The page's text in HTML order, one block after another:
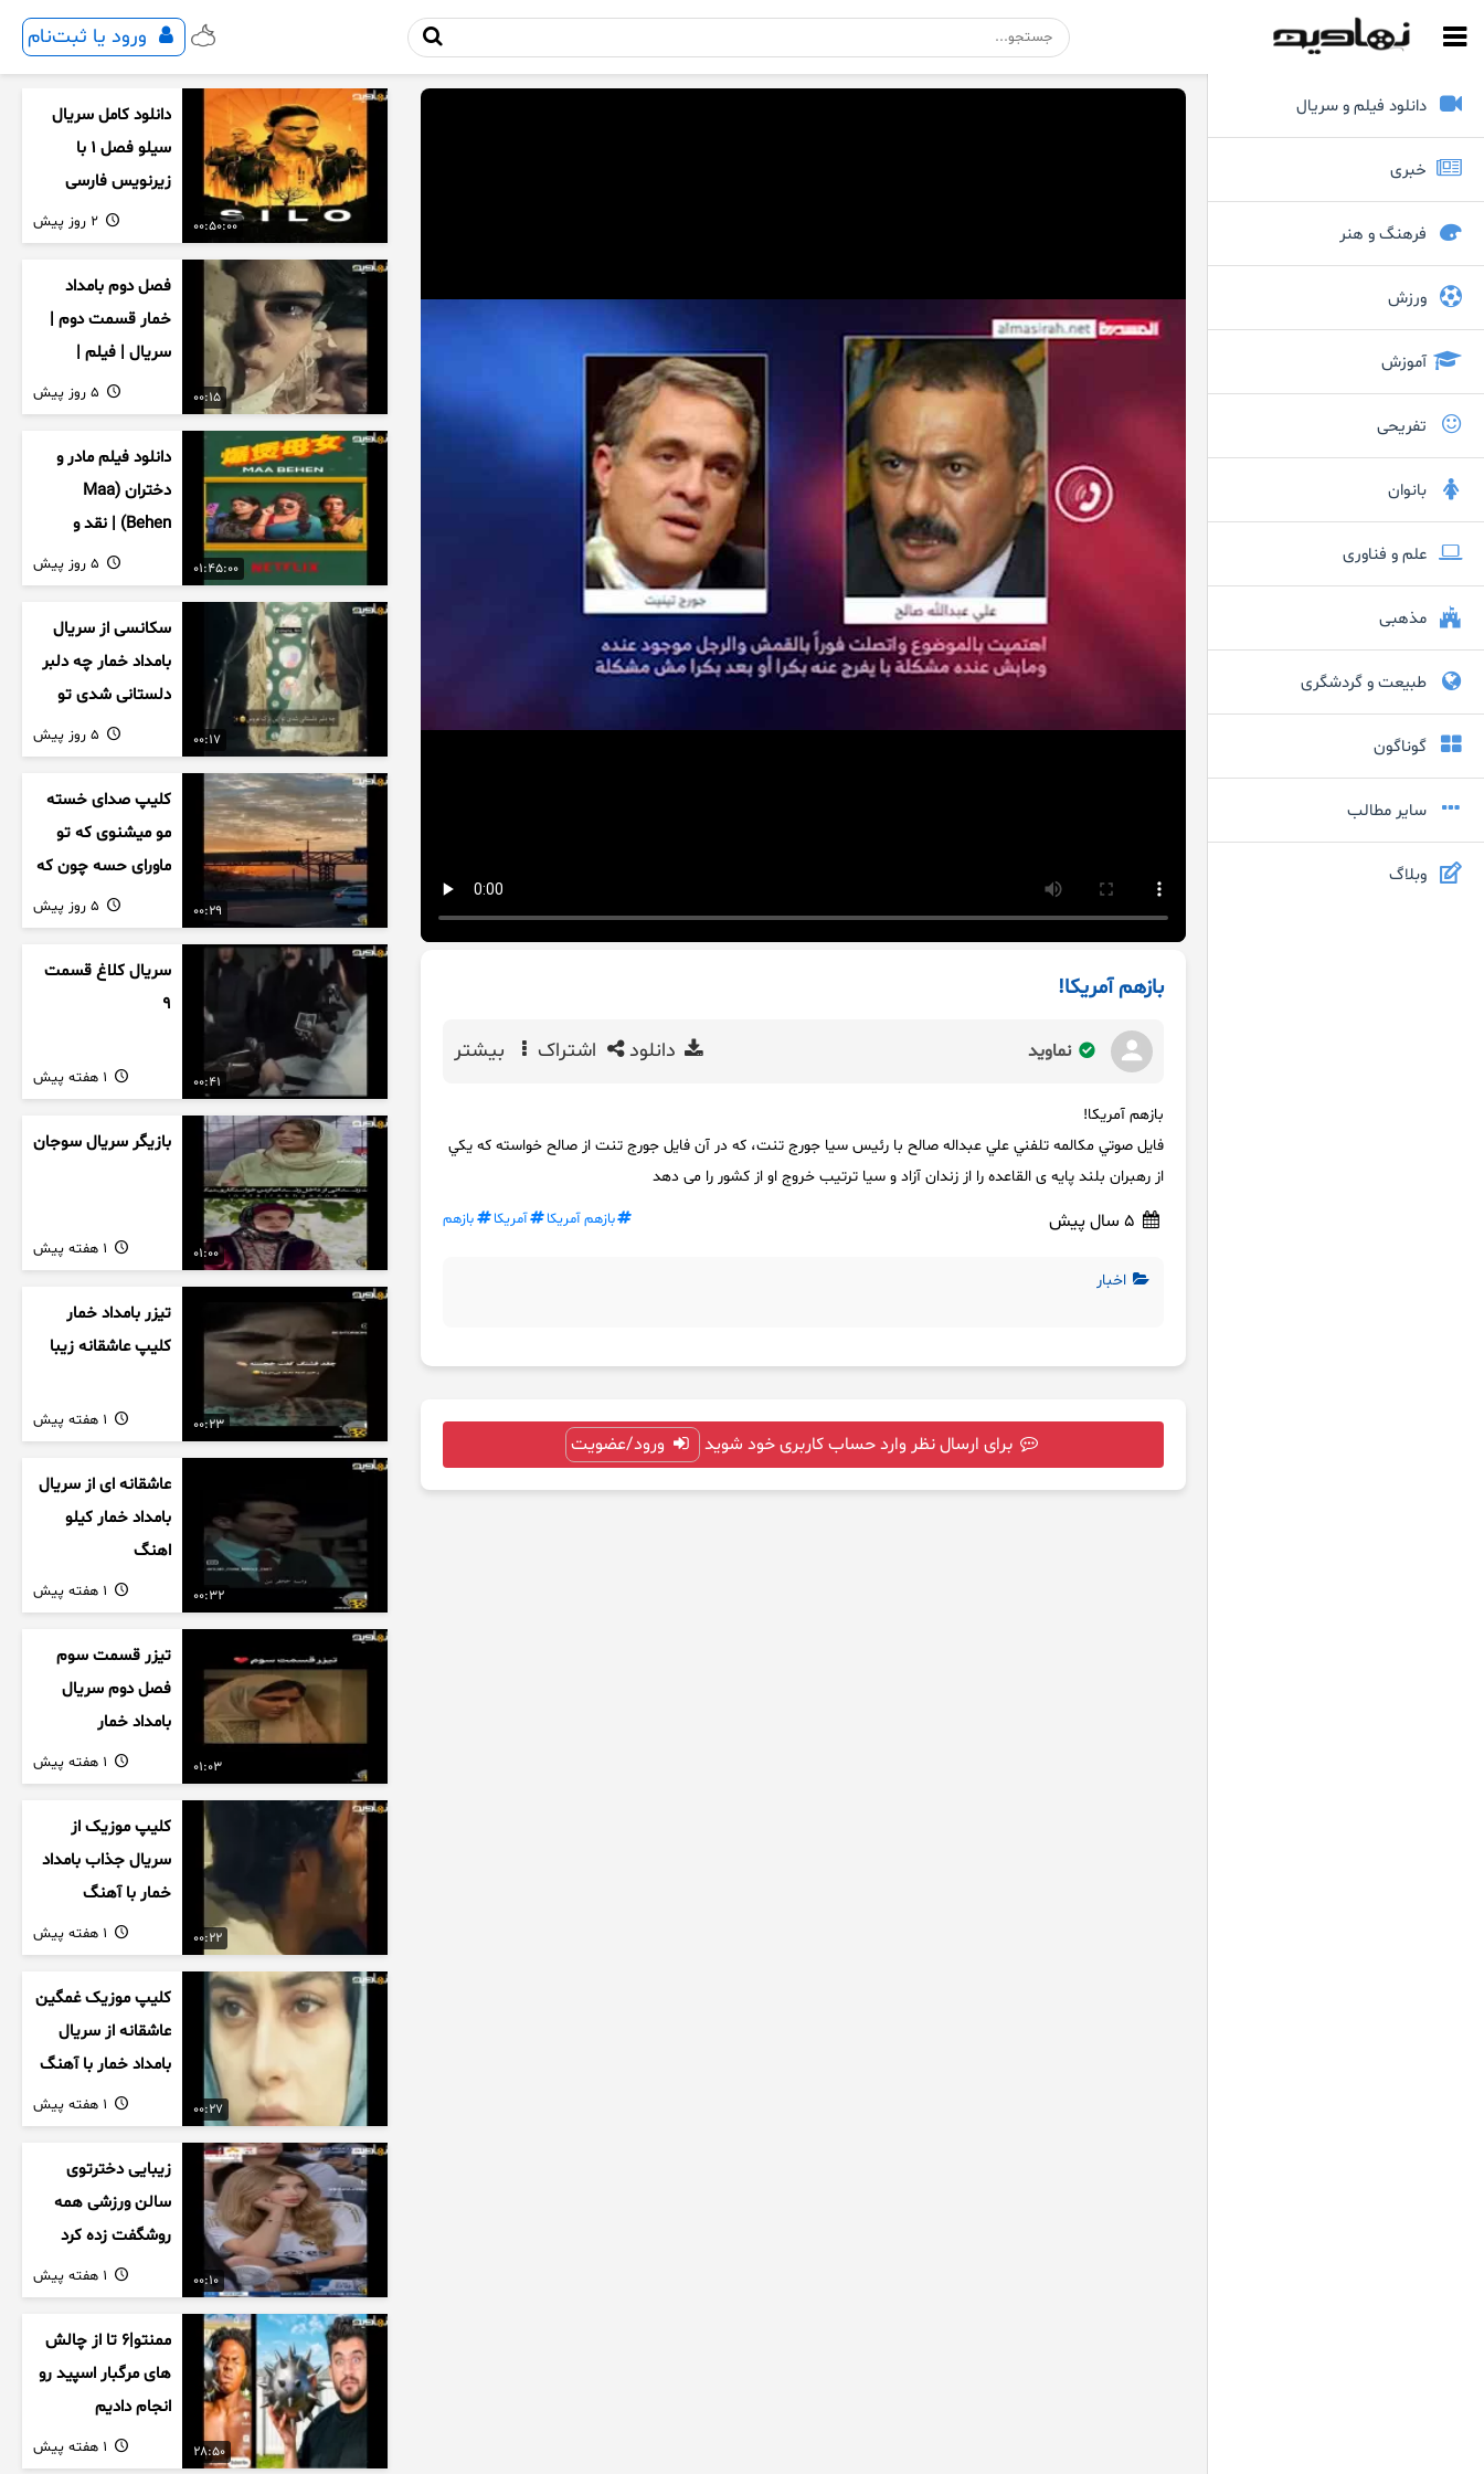
ورود یا ثبت‌نام
دانلود فیلم و سریال
خبری
فرهنگ و هنر
ورزش
آموزش
تفریحی
بانوان
علم و فناوری
مذهبی
طبیعت و گردشگری
گوناگون
سایر مطالب
وبلاگ
بازهم آمریکا!
نماوید دانلود اشتراک بیشتر
بازهم آمریکا!
فايل صوتي مكالمه تلفني علي عبداله صالح با رئيس سيا جورج تنت، كه در آن فايل جورج تنت از صالح خواسته كه يكي
از رهبران بلند پایه ی القاعده را از زندان آزاد و سیا ترتیب خروج او از کشور را می دهد
بازهم آمریکا آمریکا بازهم
اخبار
برای ارسال نظر وارد حساب کاربری خود شوید ورود/عضویت
00:50:00
دانلود کامل سریال
سیلو فصل ۱ با
زیرنویس فارسی
00:15
فصل دوم بامداد
خمار قسمت دوم |
سریال | فیلم |
نمایش خانگی |
محبوبه | سینمایی
01:45:00
دانلود فیلم مادر و
دختران (Maa
Behen) | نقد و
بررسی درام خانوادگی
هندی
00:17
سکانسی از سریال
بامداد خمار چه دلبر
دلستانی شدی تو
این بزک عروس..
00:29
کلیپ صدای خسته
مو میشنوی که تو
ماورای حسه چون که
داریم می رسیم به
اخرای قصه
00:41
سریال کلاغ قسمت
9
01:00
بازیگر سریال سوجان
00:23
تیزر بامداد خمار
کلیپ عاشقانه زیبا
00:32
عاشقانه ای از سریال
بامداد خمار کیلو
اهنگ
01:03
تیزر قسمت سوم
فصل دوم سریال
بامداد خمار
00:22
کلیپ موزیک از
سریال جذاب بامداد
خمار با آهنگ
عاشقانه
00:27
کلیپ موزیک غمگین
عاشقانه از سریال
بامداد خمار با آهنگ
احسان خواجه امیری
00:10
زیبایی دخترتوی
سالن ورزشی همه
روشگفت زده کرد
28:50
ممنتو|۶ تا از چالش
های مرگبار اسپید رو
انجام دادیم